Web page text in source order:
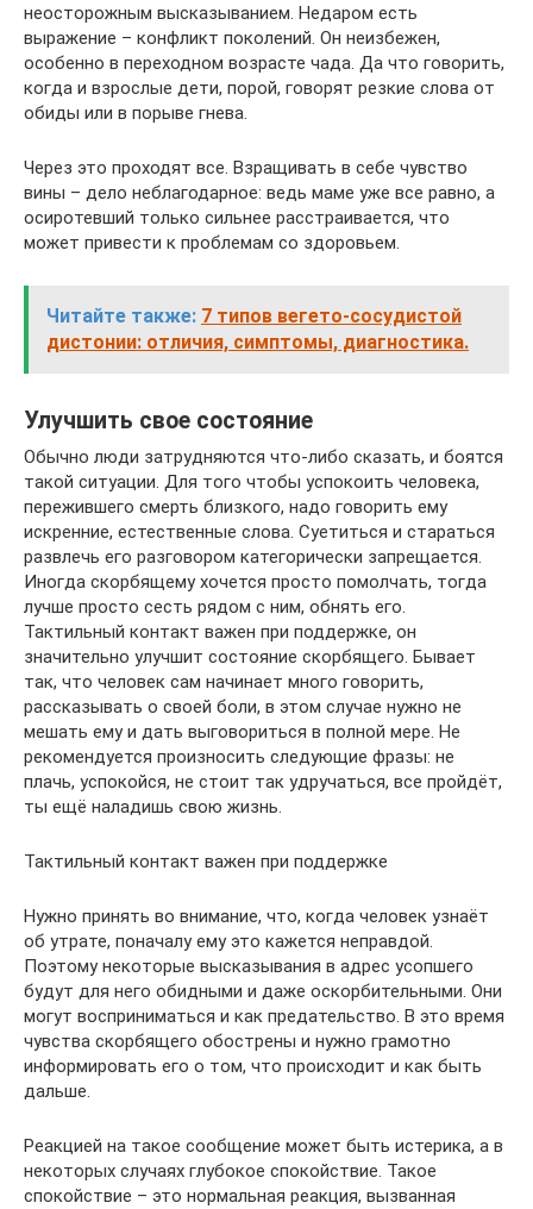
неосторожным высказыванием. Недаром есть
выражение – конфликт поколений. Он неизбежен,
особенно в переходном возрасте чада. Да что говорить,
когда и взрослые дети, порой, говорят резкие слова от
обиды или в порыве гнева.
Через это проходят все. Взращивать в себе чувство
вины – дело неблагодарное: ведь маме уже все равно, а
осиротевший только сильнее расстраивается, что
может привести к проблемам со здоровьем.
Читайте также: 7 типов вегето-сосудистой
дистонии: отличия, симптомы, диагностика.
Улучшить свое состояние
Обычно люди затрудняются что-либо сказать, и боятся
такой ситуации. Для того чтобы успокоить человека,
пережившего смерть близкого, надо говорить ему
искренние, естественные слова. Суетиться и стараться
развлечь его разговором категорически запрещается.
Иногда скорбящему хочется просто помолчать, тогда
лучше просто сесть рядом с ним, обнять его.
Тактильный контакт важен при поддержке, он
значительно улучшит состояние скорбящего. Бывает
так, что человек сам начинает много говорить,
рассказывать о своей боли, в этом случае нужно не
мешать ему и дать выговориться в полной мере. Не
рекомендуется произносить следующие фразы: не
плачь, успокойся, не стоит так удручаться, все пройдёт,
ты ещё наладишь свою жизнь.
Тактильный контакт важен при поддержке
Нужно принять во внимание, что, когда человек узнаёт
об утрате, поначалу ему это кажется неправдой.
Поэтому некоторые высказывания в адрес усопшего
будут для него обидными и даже оскорбительными. Они
могут восприниматься и как предательство. В это время
чувства скорбящего обострены и нужно грамотно
информировать его о том, что происходит и как быть
дальше.
Реакцией на такое сообщение может быть истерика, а в
некоторых случаях глубокое спокойствие. Такое
спокойствие – это нормальная реакция, вызванная